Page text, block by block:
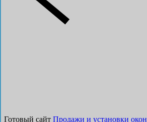
Готовый сайт Продажи и установки окон